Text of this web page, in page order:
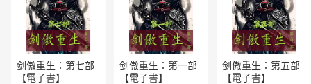
剑傲重生：第七部
【電子書】
剑傲重生：第一部
【電子書】
剑傲重生：第五部
【電子書】